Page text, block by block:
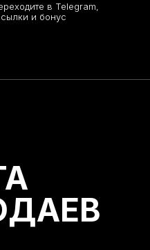
в Telegram,
и бонус